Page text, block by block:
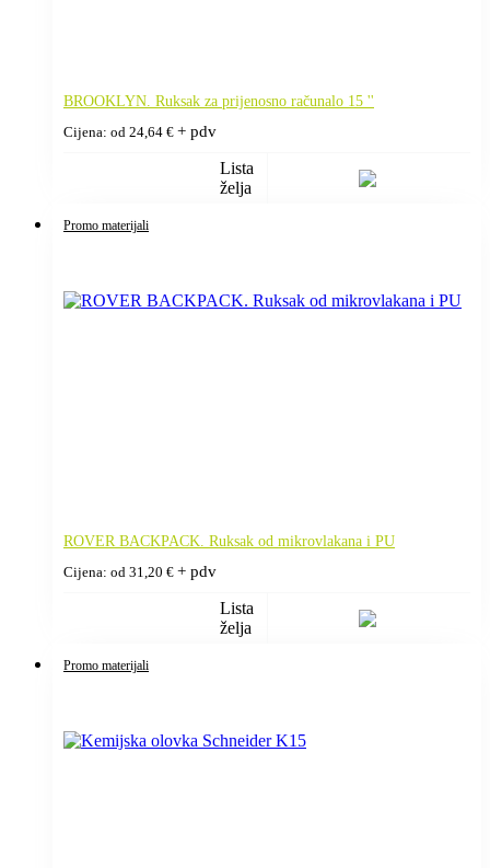
BROOKLYN. Ruksak za prijenosno računalo 15 ''
Cijena: od 24,64 € + pdv
Lista
želja
Promo materijali
ROVER BACKPACK. Ruksak od mikrovlakana i PU
Cijena: od 31,20 € + pdv
Lista
želja
Promo materijali